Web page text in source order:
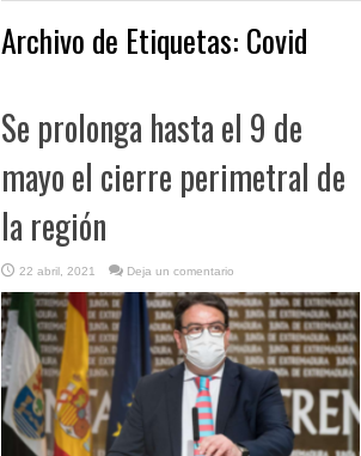
Archivo de Etiquetas: Covid
Se prolonga hasta el 9 de
mayo el cierre perimetral de
la región
22 abril, 2021 Deja un comentario